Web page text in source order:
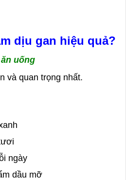
dịu gan hiệu quả?
uống
và quan trọng nhất.
ngày
dầu mỡ